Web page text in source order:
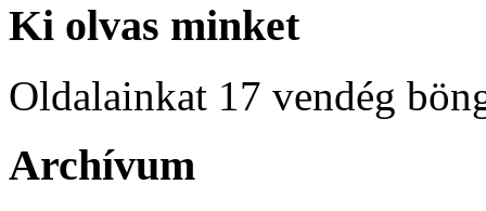
Ki olvas minket
Oldalainkat 17 vendég
Archívum